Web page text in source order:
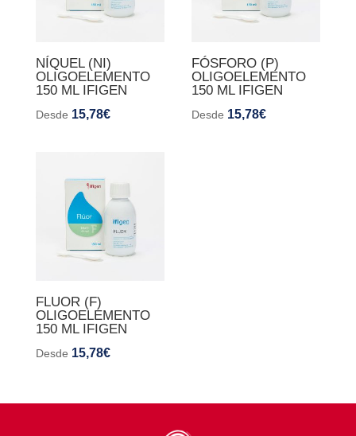
NÍQUEL (NI)
OLIGOELEMENTO
150 ML IFIGEN
Desde 15,78€
FÓSFORO (P)
OLIGOELEMENTO
150 ML IFIGEN
Desde 15,78€
FLUOR (F)
OLIGOELEMENTO
150 ML IFIGEN
Desde 15,78€